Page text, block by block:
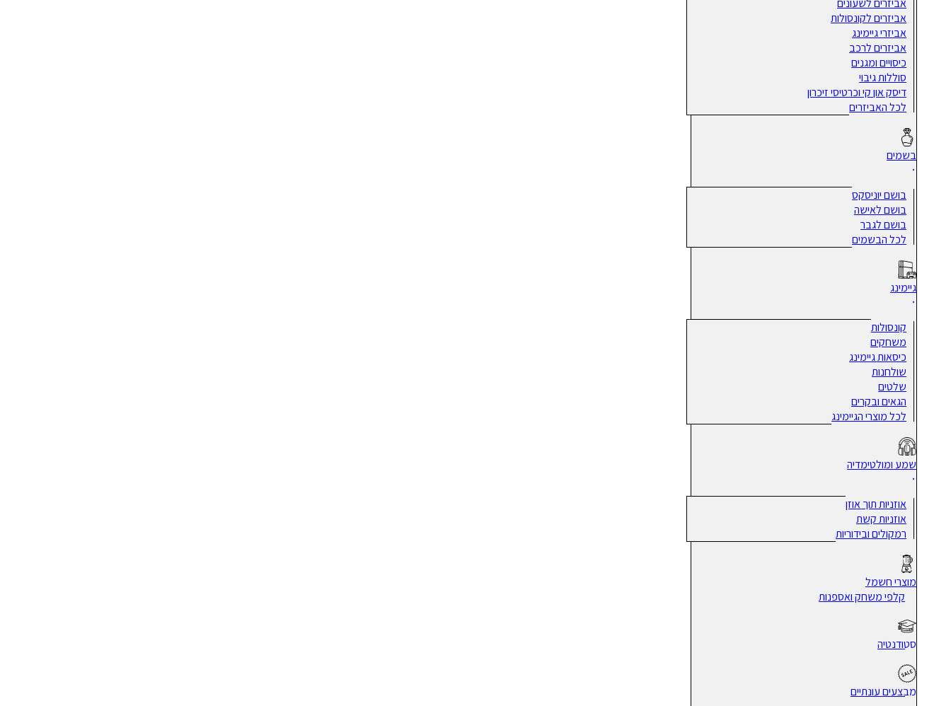
אביזרים לשעונים
אביזרים לקונסולות
אביזרי גיימינג
אביזרים לרכב
כיסויים ומגנים
סוללות גיבוי
דיסק און קי וכרטיסי זיכרון
לכל האביזרים
בשמים
בושם יוניסקס
בושם לאישה
בושם לגבר
לכל הבשמים
גיימינג
קונסולות
משחקים
כיסאות גיימינג
שולחנות
שלטים
הגאים ובקרים
לכל מוצרי הגיימינג
שמע ומולטימדיה
אוזניות תוך אוזן
אוזניות קשת
רמקולים ובידוריות
מוצרי חשמל
קלפי משחק ואספנות
סטודנטיה
מבצעים עונתיים